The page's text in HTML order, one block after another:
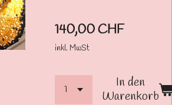
140,00 CHF
inkl. MwSt
In den
Warenkorb